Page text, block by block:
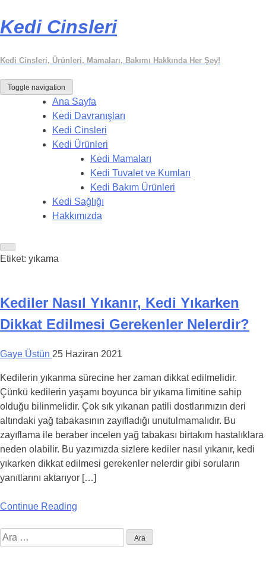
Kedi Cinsleri
Kedi Cinsleri, Ürünleri, Mamaları, Bakımı Hakkında Her Şey!
Toggle navigation
Ana Sayfa
Kedi Davranışları
Kedi Cinsleri
Kedi Ürünleri
Kedi Mamaları
Kedi Tuvalet ve Kumları
Kedi Bakım Ürünleri
Kedi Sağlığı
Hakkımızda
Etiket: yıkama
Kediler Nasıl Yıkanır, Kedi Yıkarken
Dikkat Edilmesi Gerekenler Nelerdir?
Gaye Üstün 25 Haziran 2021
Kedilerin yıkanma sürecine her zaman dikkat edilmelidir.
Çünkü kedilerin yaşamı boyunca bir yıkama limitine sahip
olduğu bilinmelidir. Çok sık yıkanan patili dostlarımızın deri
altındaki yağ tabakasının zayıfladığı unutulmamalıdır. Bu
zayıflama ile beraber incelen yağ tabakası birtakım hastalıklara
neden olabilir. Bu yazımızda sizlere kediler nasıl yıkanır, kedi
yıkarken dikkat edilmesi gerekenler nelerdir gibi soruların
yanıtlarını aktarıyor […]
Continue Reading
Arama: